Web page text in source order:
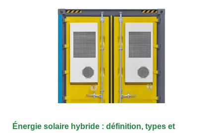
Énergie solaire hybride : définition, types et